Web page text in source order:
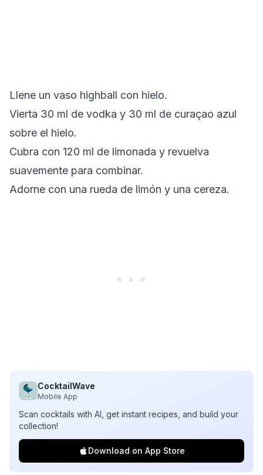
Llene un vaso highball con hielo.
Vierta 30 ml de vodka y 30 ml de curaçao azul
sobre el hielo.
Cubra con 120 ml de limonada y revuelva
suavemente para combinar.
Adorne con una rueda de limón y una cereza.
CocktailWave
Mobile App
Scan cocktails with AI, get instant recipes, and build your
collection!
Download on App Store